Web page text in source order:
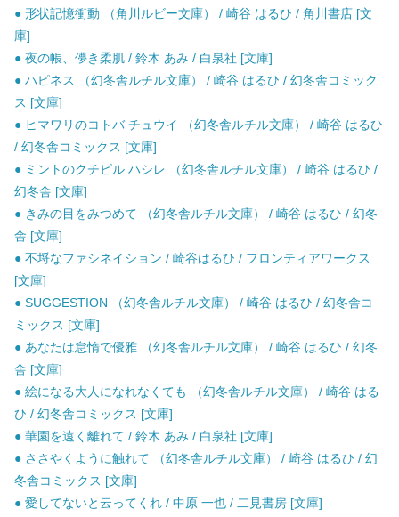
● 形状記憶衝動 （角川ルビー文庫） / 崎谷 はるひ / 角川書店 [文
庫]
● 夜の帳、儚き柔肌 / 鈴木 あみ / 白泉社 [文庫]
● ハピネス （幻冬舎ルチル文庫） / 崎谷 はるひ / 幻冬舎コミック
ス [文庫]
● ヒマワリのコトバ チュウイ （幻冬舎ルチル文庫） / 崎谷 はるひ
/ 幻冬舎コミックス [文庫]
● ミントのクチビル ハシレ （幻冬舎ルチル文庫） / 崎谷 はるひ /
幻冬舎 [文庫]
● きみの目をみつめて （幻冬舎ルチル文庫） / 崎谷 はるひ / 幻冬
舎 [文庫]
● 不埒なファシネイション / 崎谷はるひ / フロンティアワークス
[文庫]
● SUGGESTION （幻冬舎ルチル文庫） / 崎谷 はるひ / 幻冬舎コ
ミックス [文庫]
● あなたは怠惰で優雅 （幻冬舎ルチル文庫） / 崎谷 はるひ / 幻冬
舎 [文庫]
● 絵になる大人になれなくても （幻冬舎ルチル文庫） / 崎谷 はる
ひ / 幻冬舎コミックス [文庫]
● 華園を遠く離れて / 鈴木 あみ / 白泉社 [文庫]
● ささやくように触れて （幻冬舎ルチル文庫） / 崎谷 はるひ / 幻
冬舎コミックス [文庫]
● 愛してないと云ってくれ / 中原 一也 / 二見書房 [文庫]